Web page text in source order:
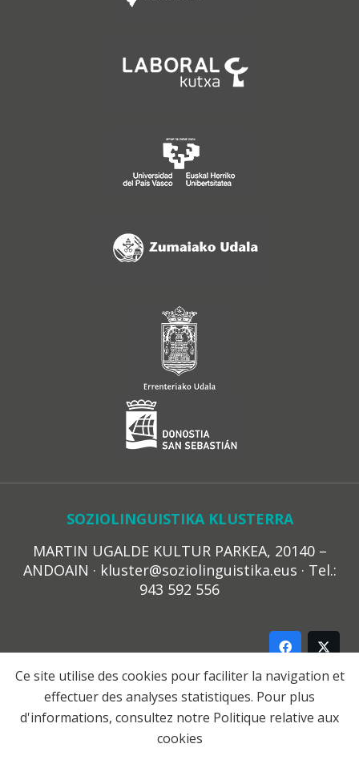
SOZIOLINGUISTIKA KLUSTERRA
MARTIN UGALDE KULTUR PARKEA, 20140 –
ANDOAIN · kluster@soziolinguistika.eus · Tel.:
943 592 556
LEGE OHARRA
PRIBATUTASUN POLITIKA
COOKIE-EN POLITIKA
Ce site utilise des cookies pour faciliter la navigation et
effectuer des analyses statistiques. Pour plus
d'informations, consultez notre Politique relative aux
cookies